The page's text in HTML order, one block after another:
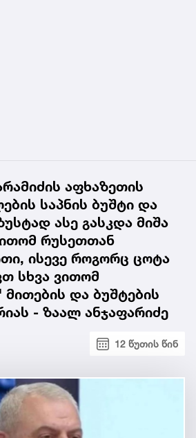
აფხაზეთის
საპნის ბუშტი და
ასე გასკდა მიშა
რუსეთთან
ისევე როგორც ცოტა
სხვა ვითომ
მითების და ბუშტების
- ზაალ ანჯაფარიძე
12 წუთის წინ